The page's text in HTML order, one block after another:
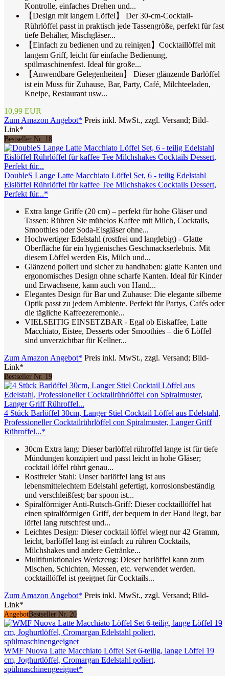
Kontrolle, einfaches Drehen und...
【Design mit langem Löffel】 Der 30-cm-Cocktail-
Rührlöffel passt in praktisch jede Tassengröße, perfekt für fast
tiefe Behälter, Mischgläser...
【Einfach zu bedienen und zu reinigen】Cocktaillöffel mit
langem Griff, leicht für einfache Bedienung,
spülmaschinenfest. Ideal für große...
【Anwendbare Gelegenheiten】 Dieser glänzende Barlöffel
ist ein Muss für Zuhause, Bar, Party, Café, Milchteeladen,
Kneipe, Restaurant usw...
10,99 EUR
Zum Amazon Angebot* Preis inkl. MwSt., zzgl. Versand; Bild-
Link*
Bestseller Nr. 18
DoubleS Lange Latte Macchiato Löffel Set, 6 - teilig Edelstahl
Eislöffel Rührlöffel für kaffee Tee Milchshakes Cocktails Dessert,
Perfekt für...*
Extra lange Griffe (20 cm) – perfekt für hohe Gläser und
Tassen: Rühren Sie mühelos Kaffee mit Milch, Cocktails,
Smoothies oder Soda-Eisgläser ohne...
Hochwertiger Edelstahl (rostfrei und langlebig) - Glatte
Oberfläche für ein hygienisches Geschmackserlebnis. Mit
diesem Löffel werden Eis, Milch und...
Glänzend poliert und sicher zu handhaben: glatte Kanten und
ergonomisches Design ohne scharfe Kanten. Ideal für Kinder
und Erwachsene, kann auch von Hand...
Elegantes Design für Bar und Zuhause: Die elegante silberne
Optik passt zu jedem Ambiente. Perfekt für Partys, Cafés oder
die tägliche Kaffeezeremonie...
VIELSEITIG EINSETZBAR - Egal ob Eiskaffee, Latte
Macchiato, Eistee, Desserts oder Smoothies – die 6 Löffel
sind unverzichtbar für Kellner...
Zum Amazon Angebot* Preis inkl. MwSt., zzgl. Versand; Bild-
Link*
Bestseller Nr. 19
4 Stück Barlöffel 30cm, Langer Stiel Cocktail Löffel aus Edelstahl,
Professioneller Cocktailrührlöffel con Spiralmuster, Langer Griff
Rühroffel...*
30cm Extra lang: Dieser barlöffel rühroffel lange ist für tiefe
Mündungen konzipiert und passt leicht in hohe Gläser;
cocktail löffel rührt genau...
Rostfreier Stahl: Unser barlöffel lang ist aus
lebensmittelechtem Edelstahl gefertigt, korrosionsbeständig
und verschleißfest; bar spoon ist...
Spiralförmiger Anti-Rutsch-Griff: Dieser cocktaillöffel hat
einen spiralförmigen Griff, der bequem in der Hand liegt, bar
löffel lang rutschfest und...
Leichtes Design: Dieser cocktail löffel wiegt nur 42 Gramm,
leicht, barlöffel lang ist einfach zu rühren Cocktails,
Milchshakes und andere Getränke...
Multifunktionales Werkzeug: Dieser barlöffel kann zum
Mischen, Schichten, Messen, etc. verwendet werden.
cocktaillöffel ist geeignet für Cocktails...
Zum Amazon Angebot* Preis inkl. MwSt., zzgl. Versand; Bild-
Link*
AngebotBestseller Nr. 20
WMF Nuova Latte Macchiato Löffel Set 6-teilig, lange Löffel 19
cm, Joghurtlöffel, Cromargan Edelstahl poliert,
spülmaschinengeeignet*